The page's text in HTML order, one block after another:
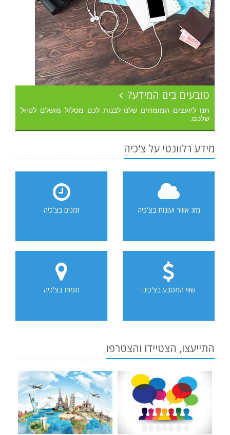
טובעים בים המידע?
תנו ליועצים המומחים שלנו לבנות לכם מסלול מושלם לטיול
שלכם.
מידע רלוונטי על צ'כיה
מזג אוויר ועונות בצ'כיה זמנים בצ'כיה
שווי המטבע בצ'כיה מפות בצ'כיה
התייעצו, הצטיידו והצטרפו